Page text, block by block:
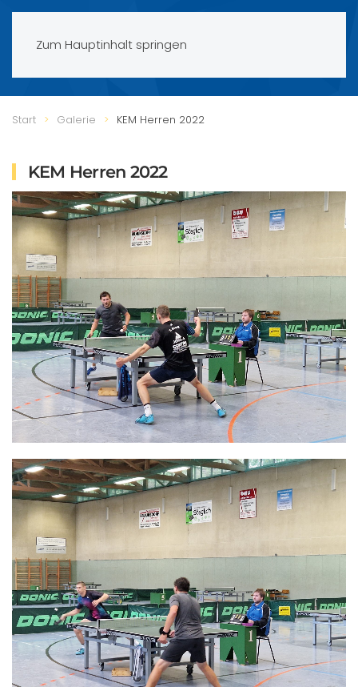
Zum Hauptinhalt springen
Start Galerie KEM Herren 2022
KEM Herren 2022